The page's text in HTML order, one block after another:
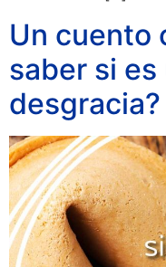
Un cuento
saber si
desgracia?